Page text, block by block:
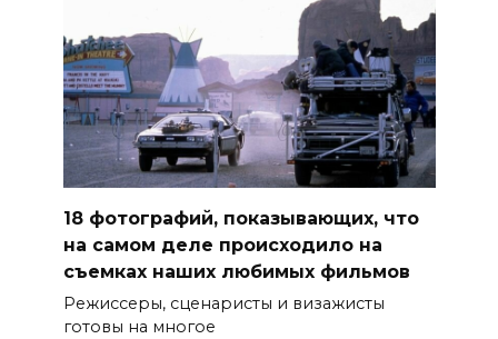
18 фотографий, показывающих, что
на самом деле происходило на
съемках наших любимых фильмов
Режиссеры, сценаристы и визажисты
готовы на многое